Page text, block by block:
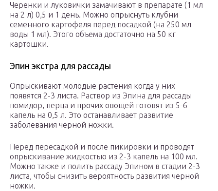
Черенки и луковички замачивают в препарате (1 мл
на 2 л) 0,5 и 1 день. Можно опрыснуть клубни
семенного картофеля перед посадкой (на 250 мл
воды 1 мл). Этого объема достаточно на 50 кг
картошки.
Эпин экстра для рассады
Опрыскивают молодые растения когда у них
появятся 2-3 листа. Раствор из Эпина для рассады
помидор, перца и прочих овощей готовят из 5-6
капель на 0,5 л. Это останавливает развитие
заболевания черной ножки.
Перед пересадкой и после пикировки и проводят
опрыскивание жидкостью из 2-3 капель на 100 мл.
Можно также и полить рассаду Эпином в стадии 2-3
листа, чтобы снизить вероятность развития черной
ножки.